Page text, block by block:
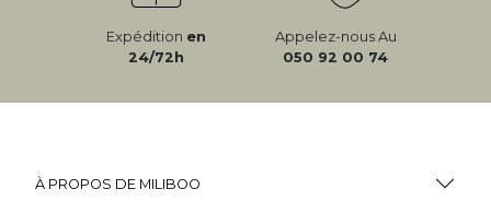
Expédition en
24/72h
Appelez-nous Au
050 92 00 74
À PROPOS DE MILIBOO